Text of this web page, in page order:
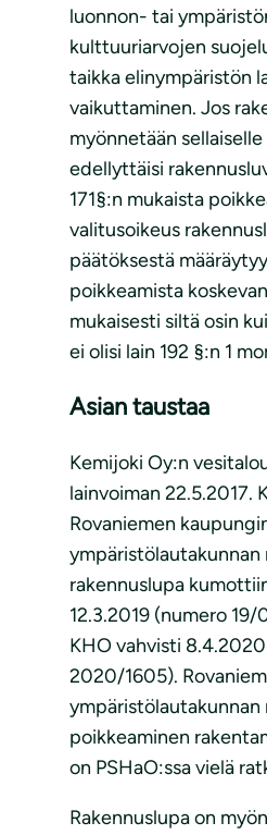
luonnon- tai
kulttuuriarvojen
taikka elinympäristön
vaikuttaminen. Jos
myönnetään
edellyttäisi
171§:n mukaista
valitusoikeus
päätöksestä
poikkeamista
mukaisesti siltä osin
ei olisi lain 192 §:n 1
Asian taustaa
Kemijoki Oy:n
lainvoiman 22.5.2017.
Rovaniemen
ympäristölautakunnan
rakennuslupa
12.3.2019 (numero
KHO vahvisti
2020/1605).
ympäristölautakunnan
poikkeaminen
on PSHaO:ssa vielä
Rakennuslupa on